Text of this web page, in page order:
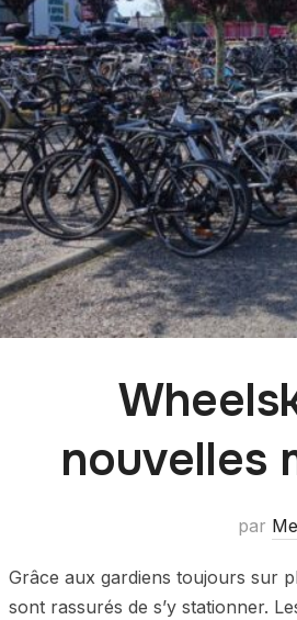
nouvelles
par
Grâce aux gardiens toujours sur
sont rassurés de s’y stationner.